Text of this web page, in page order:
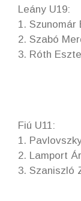
Leány U19:
1. Szunomár
2. Szabó
3. Róth
Fiú U11:
1.
2. Lamport
3. Szaniszló